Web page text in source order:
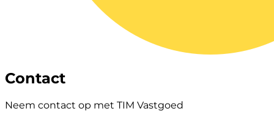
Contact
Neem contact op met TIM Vastgoed